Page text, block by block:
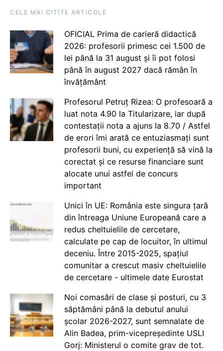
CELE MAI CITITE ARTICOLE
OFICIAL Prima de carieră didactică
2026: profesorii primesc cei 1.500 de
lei până la 31 august și îi pot folosi
până în august 2027 dacă rămân în
învățământ
Profesorul Petruț Rizea: O profesoară a
luat nota 4.90 la Titularizare, iar după
contestații nota a ajuns la 8.70 / Astfel
de erori îmi arată ce entuziasmați sunt
profesorii buni, cu experiență să vină la
corectat și ce resurse financiare sunt
alocate unui astfel de concurs
important
Unici în UE: România este singura țară
din întreaga Uniune Europeană care a
redus cheltuielile de cercetare,
calculate pe cap de locuitor, în ultimul
deceniu. Între 2015-2025, spațiul
comunitar a crescut masiv cheltuielile
de cercetare - ultimele date Eurostat
Noi comasări de clase și posturi, cu 3
săptămâni până la debutul anului
școlar 2026-2027, sunt semnalate de
Alin Badea, prim-vicepreședinte USLI
Gorj: Ministerul o comite grav de tot.